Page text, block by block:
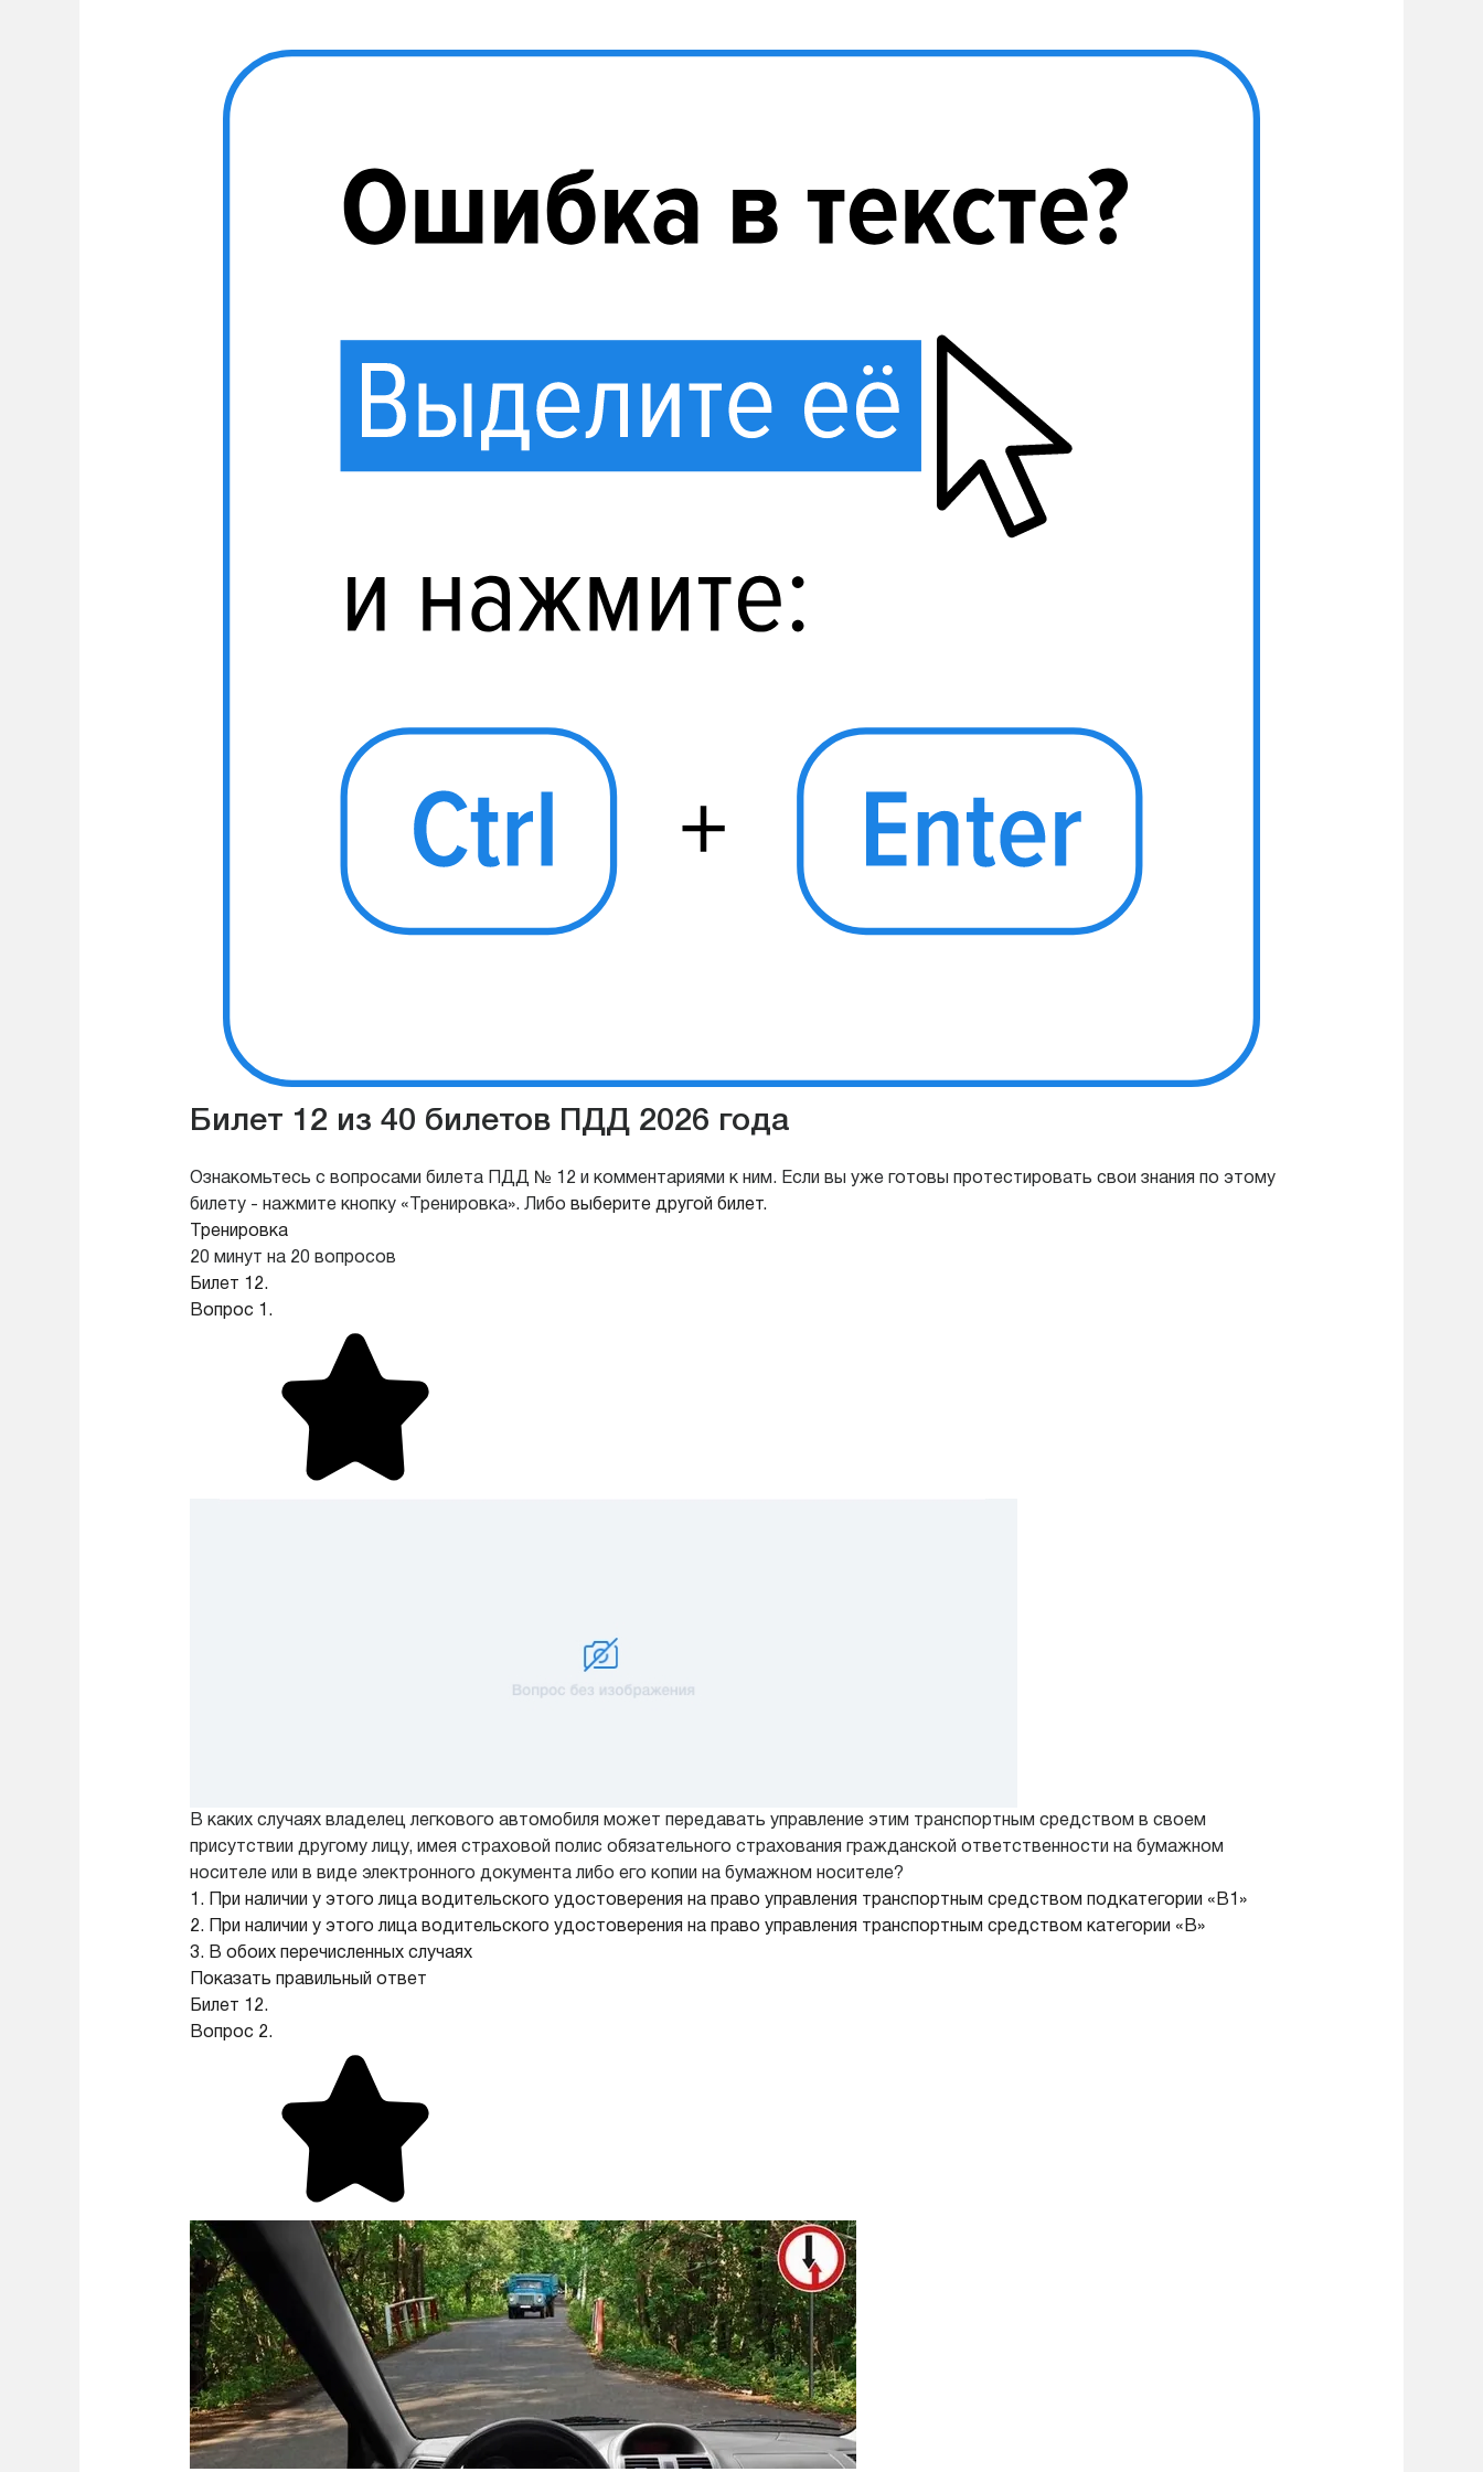
Билет 12 из 40 билетов ПДД 2026 года
Ознакомьтесь с вопросами билета ПДД № 12 и комментариями к ним. Если вы уже готовы протестировать свои знания по этому
билету - нажмите кнопку «Тренировка». Либо выберите другой билет.
Тренировка
20 минут на 20 вопросов
Билет 12.
Вопрос 1.
В каких случаях владелец легкового автомобиля может передавать управление этим транспортным средством в своем
присутствии другому лицу, имея страховой полис обязательного страхования гражданской ответственности на бумажном
носителе или в виде электронного документа либо его копии на бумажном носителе?
1. При наличии у этого лица водительского удостоверения на право управления транспортным средством подкатегории «В1»
2. При наличии у этого лица водительского удостоверения на право управления транспортным средством категории «В»
3. В обоих перечисленных случаях
Показать правильный ответ
Билет 12.
Вопрос 2.